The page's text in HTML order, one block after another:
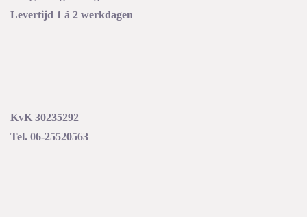
Levertijd 1 á 2 werkdagen
KvK 30235292
Tel. 06-25520563